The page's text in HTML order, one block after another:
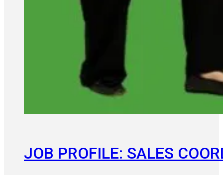
JOB PROFILE: SALES